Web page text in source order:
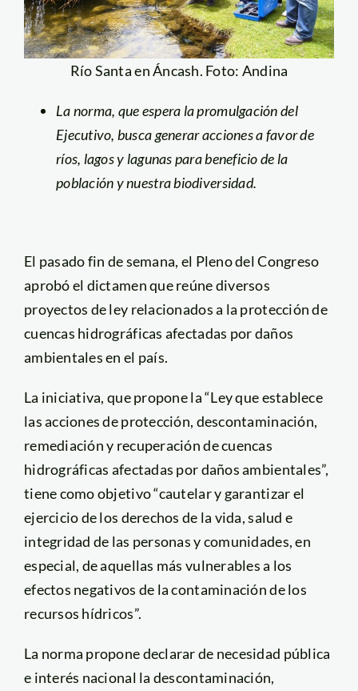
Río Santa en Áncash. Foto: Andina
La norma, que espera la promulgación del
Ejecutivo, busca generar acciones a favor de
ríos, lagos y lagunas para beneficio de la
población y nuestra biodiversidad.
El pasado fin de semana, el Pleno del Congreso
aprobó el dictamen que reúne diversos
proyectos de ley relacionados a la protección de
cuencas hidrográficas afectadas por daños
ambientales en el país.
La iniciativa, que propone la “Ley que establece
las acciones de protección, descontaminación,
remediación y recuperación de cuencas
hidrográficas afectadas por daños ambientales”,
tiene como objetivo “cautelar y garantizar el
ejercicio de los derechos de la vida, salud e
integridad de las personas y comunidades, en
especial, de aquellas más vulnerables a los
efectos negativos de la contaminación de los
recursos hídricos”.
La norma propone declarar de necesidad pública
e interés nacional la descontaminación,